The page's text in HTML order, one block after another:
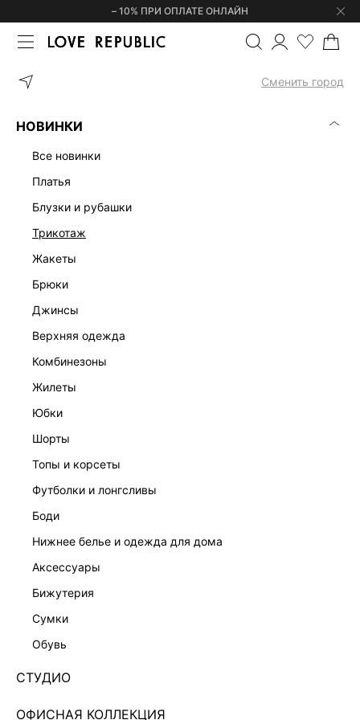
– 10% ПРИ ОПЛАТЕ ОНЛАЙН
Сменить город
НОВИНКИ
все новинки
платья
блузки и рубашки
трикотаж
жакеты
брюки
джинсы
верхняя одежда
комбинезоны
жилеты
юбки
шорты
топы и корсеты
футболки и лонгсливы
боди
нижнее белье и одежда для дома
аксессуары
бижутерия
сумки
обувь
СТУДИО
ОФИСНАЯ КОЛЛЕКЦИЯ
ГЛАВНАЯ ПЛАТЬЕ-БАНДО ИЗ ХЛОПКА
Нет в наличии
ЦВЕТ:ЧЕРНЫЙ